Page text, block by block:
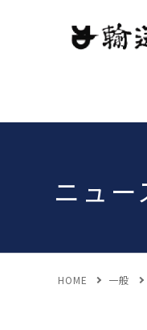
ニュー
HOME 一般